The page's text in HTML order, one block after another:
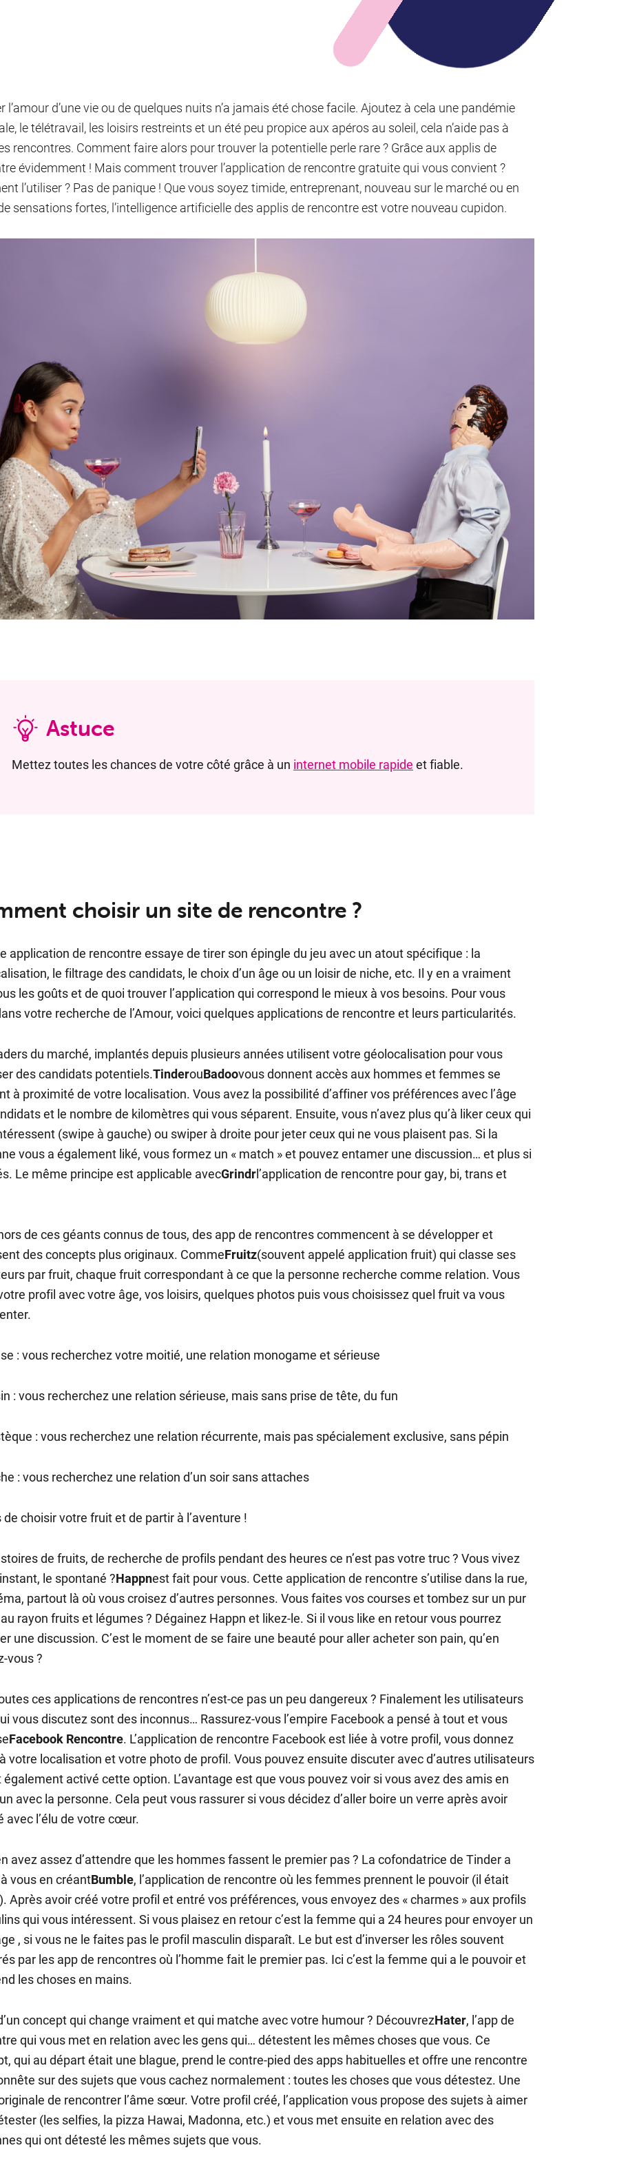
l’amour d’une vie ou de quelques nuits n’a jamais été chose facile. Ajoutez à cela une pandémie
le télétravail, les loisirs restreints et un été peu propice aux apéros au soleil, cela n’aide pas à
rencontres. Comment faire alors pour trouver la potentielle perle rare ? Grâce aux applis de
évidemment ! Mais comment trouver l’application de rencontre gratuite qui vous convient ?
l’utiliser ? Pas de panique ! Que vous soyez timide, entreprenant, nouveau sur le marché ou en
sensations fortes, l’intelligence artificielle des applis de rencontre est votre nouveau cupidon.
Astuce
Mettez toutes les chances de votre côté grâce à un internet mobile rapide et fiable.
choisir un site de rencontre ?
application de rencontre essaye de tirer son épingle du jeu avec un atout spécifique : la
le filtrage des candidats, le choix d’un âge ou un loisir de niche, etc. Il y en a vraiment
les goûts et de quoi trouver l’application qui correspond le mieux à vos besoins. Pour vous
votre recherche de l’Amour, voici quelques applications de rencontre et leurs particularités.
du marché, implantés depuis plusieurs années utilisent votre géolocalisation pour vous
des candidats potentiels.TinderouBadoovous donnent accès aux hommes et femmes se
à proximité de votre localisation. Vous avez la possibilité d’affiner vos préférences avec l’âge
et le nombre de kilomètres qui vous séparent. Ensuite, vous n’avez plus qu’à liker ceux qui
(swipe à gauche) ou swiper à droite pour jeter ceux qui ne vous plaisent pas. Si la
vous a également liké, vous formez un « match » et pouvez entamer une discussion… et plus si
Le même principe est applicable avecGrindrl’application de rencontre pour gay, bi, trans et
de ces géants connus de tous, des app de rencontres commencent à se développer et
des concepts plus originaux. CommeFruitz(souvent appelé application fruit) qui classe ses
par fruit, chaque fruit correspondant à ce que la personne recherche comme relation. Vous
profil avec votre âge, vos loisirs, quelques photos puis vous choisissez quel fruit va vous
: vous recherchez votre moitié, une relation monogame et sérieuse
: vous recherchez une relation sérieuse, mais sans prise de tête, du fun
: vous recherchez une relation récurrente, mais pas spécialement exclusive, sans pépin
: vous recherchez une relation d’un soir sans attaches
de choisir votre fruit et de partir à l’aventure !
de fruits, de recherche de profils pendant des heures ce n’est pas votre truc ? Vous vivez
le spontané ?Happnest fait pour vous. Cette application de rencontre s’utilise dans la rue,
partout là où vous croisez d’autres personnes. Vous faites vos courses et tombez sur un pur
rayon fruits et légumes ? Dégainez Happn et likez-le. Si il vous like en retour vous pourrez
une discussion. C’est le moment de se faire une beauté pour aller acheter son pain, qu’en
vous ?
ces applications de rencontres n’est-ce pas un peu dangereux ? Finalement les utilisateurs
vous discutez sont des inconnus… Rassurez-vous l’empire Facebook a pensé à tout et vous
Facebook Rencontre. L’application de rencontre Facebook est liée à votre profil, vous donnez
votre localisation et votre photo de profil. Vous pouvez ensuite discuter avec d’autres utilisateurs
également activé cette option. L’avantage est que vous pouvez voir si vous avez des amis en
avec la personne. Cela peut vous rassurer si vous décidez d’aller boire un verre après avoir
avec l’élu de votre cœur.
avez assez d’attendre que les hommes fassent le premier pas ? La cofondatrice de Tinder a
vous en créantBumble, l’application de rencontre où les femmes prennent le pouvoir (il était
Après avoir créé votre profil et entré vos préférences, vous envoyez des « charmes » aux profils
qui vous intéressent. Si vous plaisez en retour c’est la femme qui a 24 heures pour envoyer un
, si vous ne le faites pas le profil masculin disparaît. Le but est d’inverser les rôles souvent
par les app de rencontres où l’homme fait le premier pas. Ici c’est la femme qui a le pouvoir et
les choses en mains.
concept qui change vraiment et qui matche avec votre humour ? DécouvrezHater, l’app de
qui vous met en relation avec les gens qui… détestent les mêmes choses que vous. Ce
qui au départ était une blague, prend le contre-pied des apps habituelles et offre une rencontre
sur des sujets que vous cachez normalement : toutes les choses que vous détestez. Une
de rencontrer l’âme sœur. Votre profil créé, l’application vous propose des sujets à aimer
(les selfies, la pizza Hawai, Madonna, etc.) et vous met ensuite en relation avec des
qui ont détesté les mêmes sujets que vous.